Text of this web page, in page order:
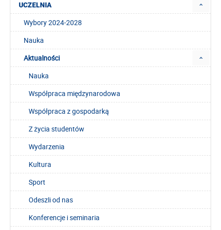
UCZELNIA
Wybory 2024-2028
Nauka
Aktualności
Nauka
Współpraca międzynarodowa
Współpraca z gospodarką
Z życia studentów
Wydarzenia
Kultura
Sport
Odeszli od nas
Konferencje i seminaria